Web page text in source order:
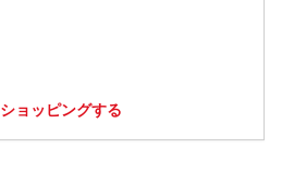
ョッピングする